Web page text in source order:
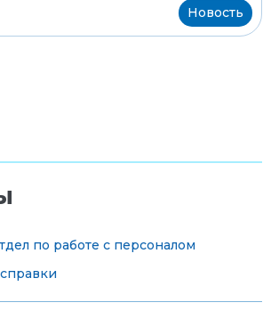
Новость
по работе с персоналом